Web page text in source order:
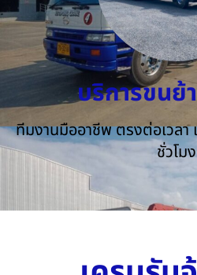
บริการขนย้
ทีมงานมืออาชีพ ตรงต่อเวลา
ชั่วโมง